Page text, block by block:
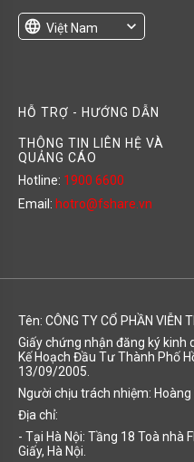
language Việt Nam
expand_more
HỖ TRỢ - HƯỚNG DẪN
THÔNG TIN LIÊN HỆ VÀ
QUẢNG CÁO
Hotline: 1900 6600
Email: hotro@fshare.vn
Tên: CÔNG TY CỔ PHẦN VIỄN
Giấy chứng nhận đăng ký kinh
Kế Hoạch Đầu Tư Thành Phố
13/09/2005.
Người chịu trách nhiệm: Hoàng
Địa chỉ:
- Tại Hà Nội: Tầng 18 Toà nhà
Giấy, Hà Nội.